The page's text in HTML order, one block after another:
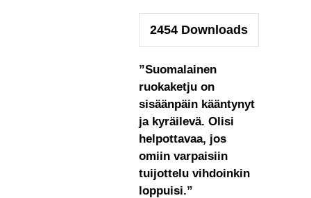
2454Downloads
”Suomalainen
ruokaketju on
sisäänpäin kääntynyt
ja kyräilevä. Olisi
helpottavaa, jos
omiin varpaisiin
tuijottelu vihdoinkin
loppuisi.”